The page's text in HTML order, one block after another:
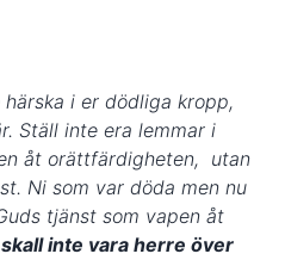
i er dödliga kropp,
Ställ inte era lemmar i
åt orättfärdigheten, utan
Ni som var döda men nu
tjänst som vapen åt
inte vara herre över